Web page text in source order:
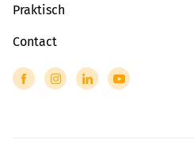
Praktisch
Contact